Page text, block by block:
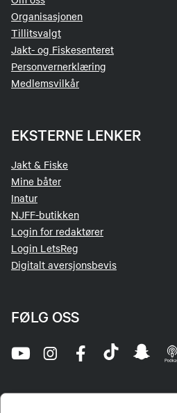
Organisasjonen
Tillitsvalgt
Jakt- og Fiskesenteret
Personvernerklæring
Medlemsvilkår
EKSTERNE LENKER
Jakt & Fiske
Mine båter
Inatur
NJFF-butikken
Login for redaktører
Login LetsReg
Digitalt aversjonsbevis
FØLG OSS